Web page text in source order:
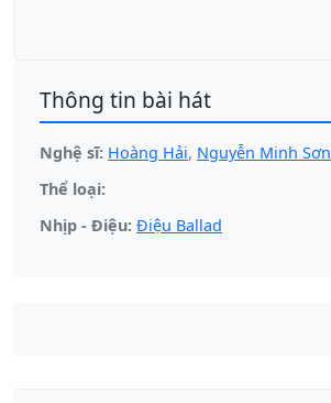
Thông tin bài hát
Nghệ sĩ: Hoàng Hải, Nguyễn Minh Sơn
Thể loại:
Nhịp - Điệu: Điệu Ballad